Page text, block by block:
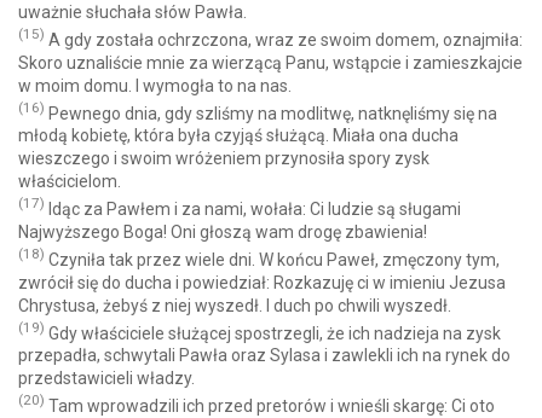
uważnie słuchała słów Pawła.
(15) A gdy została ochrzczona, wraz ze swoim domem, oznajmiła:
Skoro uznaliście mnie za wierzącą Panu, wstąpcie i zamieszkajcie
w moim domu. I wymogła to na nas.
(16) Pewnego dnia, gdy szliśmy na modlitwę, natknęliśmy się na
młodą kobietę, która była czyjąś służącą. Miała ona ducha
wieszczego i swoim wróżeniem przynosiła spory zysk
właścicielom.
(17) Idąc za Pawłem i za nami, wołała: Ci ludzie są sługami
Najwyższego Boga! Oni głoszą wam drogę zbawienia!
(18) Czyniła tak przez wiele dni. W końcu Paweł, zmęczony tym,
zwrócił się do ducha i powiedział: Rozkazuję ci w imieniu Jezusa
Chrystusa, żebyś z niej wyszedł. I duch po chwili wyszedł.
(19) Gdy właściciele służącej spostrzegli, że ich nadzieja na zysk
przepadła, schwytali Pawła oraz Sylasa i zawlekli ich na rynek do
przedstawicieli władzy.
(20) Tam wprowadzili ich przed pretorów i wnieśli skargę: Ci oto